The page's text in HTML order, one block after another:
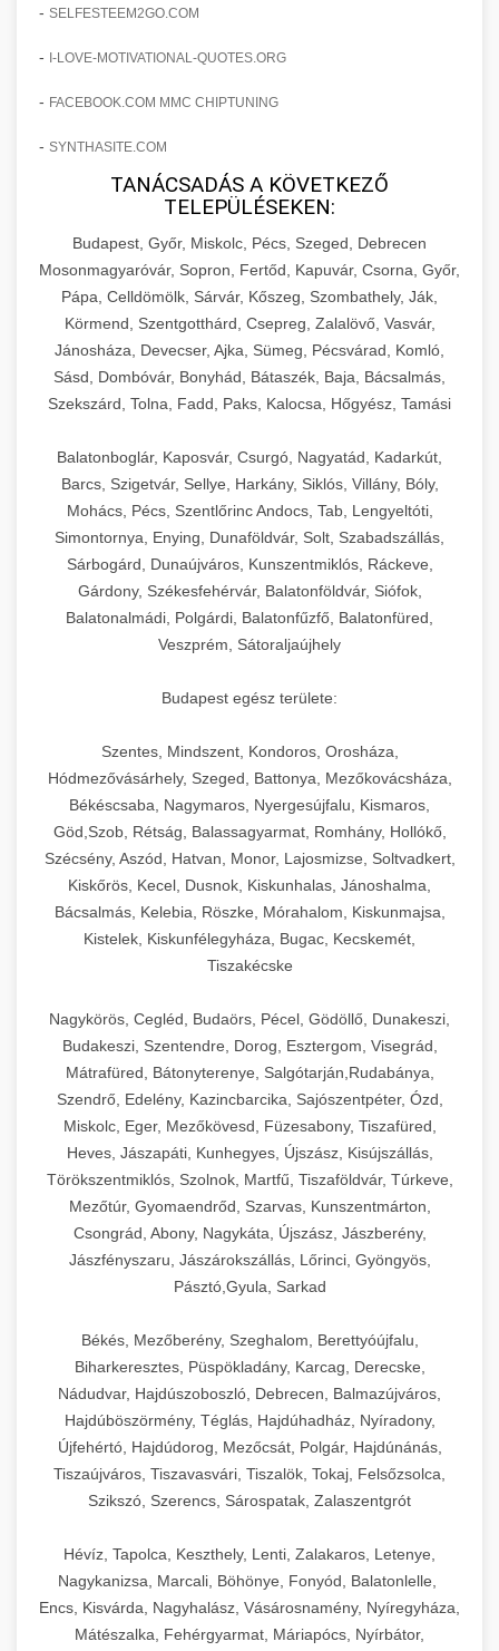
amelyek valós eredményeket hoznak.
szonyegtisztito.net
marketing stratégiai tervrajz
útjáról, bemutatva az utat a küzdő praxistól a
virágzó vállalkozásig 150%-os növekedéssel.
klinika átalakulási történet
Érdeklődés 150%-os Fokozása
Technikák és módszerek a páciensek
érdeklődésének és elkötelezettségének drámai
növeléséhez. Egy 150%-os fellendülési
esettanulmány gyakorlati betekintésekkel.
weboldal-keszites.co
elkötelezettség erősítési módszerek
🎮 19. AI Google Ads és Meta
Kampány Kezelés
Fejlett AI-alapú Google Ads és Meta hirdetési
kampánykezelés. Optimalizálja hirdetési
költségvetését gépi tanulással és
automatizálással.
aikampany.hu AI hirdetési automatizálás
🍞 20. Ipari Dagasztógép +
Professzionális ipari dagasztógépek és
tésztakeverő gépek pékségek és kereskedelmi
konyhák számára. Masszív konstrukció
megbízható teljesítményhez.
chef-iparikonyhagepek.hu
kereskedelmi tésztakeverő
🔪 21. Ipari Szeletelőgép +
Ipari hús- és sajtszeletelő gépek professzionális
élelmiszer-előkészítéshez. Precíziós vágás
állítható vastagság beállítással.
chef-iparikonyhagepek.hu
professzionális élelmiszer szeletelő
📦 22. Vákuumozó Gép +
Kereskedelmi vákuumcsomagoló berendezések
élelmiszerek tartósításához. Hosszabbítsa a
szavatossági időt és tartsa meg a termék
frissességét.
🎁 23. Vákuumfóliázó Gép +
Ipari vákuumfóliázó gépek professzionális
Hatékony lezárási és tartósítási megoldások.
chef-iparikonyhagepek.hu
kereskedelmi csomagoló gép
professzionális konyhák számára. Nagy
kapacitású sütő- és főzőberendezés precíz
hőmérséklet-szabályozással.
chef-iparikonyhagepek.hu
kereskedelmi sütősütő
❄️ 25. Ipari Hűtőszekrény +
Professzionális hűtőegységek és hűtőkamrák
kereskedelmi konyhák számára.
Energiahatékony hűtési megoldások nagy
kapacitással.
chef-iparikonyhagepek.hu
💧 26. Ipari Mosogatógép +
Kereskedelmi mosogatóberendezések nagy
forgalmú éttermi műveletekhez. Gyors tisztítási
ciklusok fertőtlenítési képességekkel.
chef-iparikonyhagepek.hu
🧀 27. Ipari Sajtreszelő Gép +
élelmiszer-előkészítéshez. Különböző reszelési
méretek különböző alkalmazásokhoz.
chef-iparikonyhagepek.hu
kereskedelmi sajtreszelő
🍳 28. Nagykonyhai
Berendezések
+
Teljes körű nagykonyhai berendezések és
professzionális vendéglátóipari kellékek.
Minden, ami szükséges éttermi és catering
műveletekhez.
chef-iparikonyhagepek.hu
kereskedelmi konyhai megoldások
- SELFESTEEM2GO.COM
- I-LOVE-MOTIVATIONAL-QUOTES.ORG
- FACEBOOK.COM MMC CHIPTUNING
- SYNTHASITE.COM
TANÁCSADÁS A KÖVETKEZŐ
TELEPÜLÉSEKEN:
Budapest, Győr, Miskolc, Pécs, Szeged, Debrecen
Mosonmagyaróvár, Sopron, Fertőd, Kapuvár, Csorna, Győr,
Pápa, Celldömölk, Sárvár, Kőszeg, Szombathely, Ják,
Körmend, Szentgotthárd, Csepreg, Zalalövő, Vasvár,
Jánosháza, Devecser, Ajka, Sümeg, Pécsvárad, Komló,
Sásd, Dombóvár, Bonyhád, Bátaszék, Baja, Bácsalmás,
Szekszárd, Tolna, Fadd, Paks, Kalocsa, Hőgyész, Tamási
Balatonboglár, Kaposvár, Csurgó, Nagyatád, Kadarkút,
Barcs, Szigetvár, Sellye, Harkány, Siklós, Villány, Bóly,
Mohács, Pécs, Szentlőrinc Andocs, Tab, Lengyeltóti,
Simontornya, Enying, Dunaföldvár, Solt, Szabadszállás,
Sárbogárd, Dunaújváros, Kunszentmiklós, Ráckeve,
Gárdony, Székesfehérvár, Balatonföldvár, Siófok,
Balatonalmádi, Polgárdi, Balatonfűzfő, Balatonfüred,
Veszprém, Sátoraljaújhely
Budapest egész területe:
Szentes, Mindszent, Kondoros, Orosháza,
Hódmezővásárhely, Szeged, Battonya, Mezőkovácsháza,
Békéscsaba, Nagymaros, Nyergesújfalu, Kismaros,
Göd,Szob, Rétság, Balassagyarmat, Romhány, Hollókő,
Szécsény, Aszód, Hatvan, Monor, Lajosmizse, Soltvadkert,
Kiskőrös, Kecel, Dusnok, Kiskunhalas, Jánoshalma,
Bácsalmás, Kelebia, Röszke, Mórahalom, Kiskunmajsa,
Kistelek, Kiskunfélegyháza, Bugac, Kecskemét,
Tiszakécske
Nagykörös, Cegléd, Budaörs, Pécel, Gödöllő, Dunakeszi,
Budakeszi, Szentendre, Dorog, Esztergom, Visegrád,
Mátrafüred, Bátonyterenye, Salgótarján,Rudabánya,
Szendrő, Edelény, Kazincbarcika, Sajószentpéter, Ózd,
Miskolc, Eger, Mezőkövesd, Füzesabony, Tiszafüred,
Heves, Jászapáti, Kunhegyes, Újszász, Kisújszállás,
Törökszentmiklós, Szolnok, Martfű, Tiszaföldvár, Túrkeve,
Mezőtúr, Gyomaendrőd, Szarvas, Kunszentmárton,
Csongrád, Abony, Nagykáta, Újszász, Jászberény,
Jászfényszaru, Jászárokszállás, Lőrinci, Gyöngyös,
Pásztó,Gyula, Sarkad
Békés, Mezőberény, Szeghalom, Berettyóújfalu,
Biharkeresztes, Püspökladány, Karcag, Derecske,
Nádudvar, Hajdúszoboszló, Debrecen, Balmazújváros,
Hajdúböszörmény, Téglás, Hajdúhadház, Nyíradony,
Újfehértó, Hajdúdorog, Mezőcsát, Polgár, Hajdúnánás,
Tiszaújváros, Tiszavasvári, Tiszalök, Tokaj, Felsőzsolca,
Szikszó, Szerencs, Sárospatak, Zalaszentgrót
Hévíz, Tapolca, Keszthely, Lenti, Zalakaros, Letenye,
Nagykanizsa, Marcali, Böhönye, Fonyód, Balatonlelle,
Encs, Kisvárda, Nagyhalász, Vásárosnamény, Nyíregyháza,
Mátészalka, Fehérgyarmat, Máriapócs, Nyírbátor,